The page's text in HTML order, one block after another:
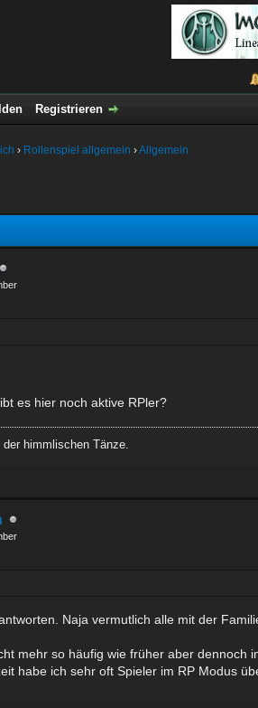
Registrieren
› Rollenspiel allgemein ›Allgemein
es hier noch aktive RPler?
himmlischen Tänze.
Naja vermutlich alle mit der
mehr so häufig wie früher aber
habe ich sehr oft Spieler im RP Modus